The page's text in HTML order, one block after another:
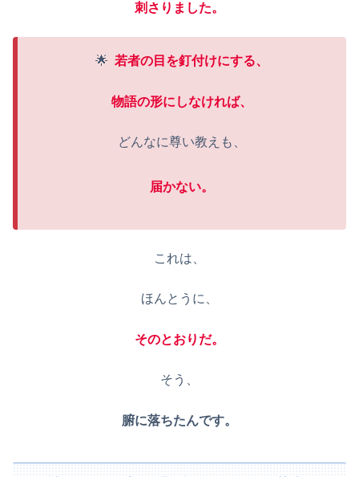
刺さりました。
🌟 若者の目を釘付けにする、
物語の形にしなければ、
どんなに尊い教えも、
届かない。
これは、
ほんとうに、
そのとおりだ。
そう、
腑に落ちたんです。